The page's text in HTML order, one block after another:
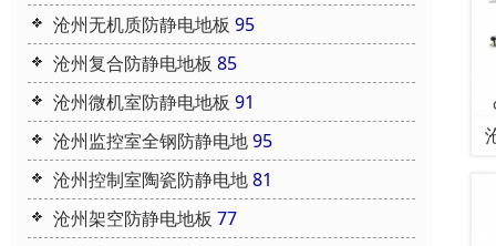
沧州无机质防静电地板 95
沧州复合防静电地板 85
沧州微机室防静电地板 91
沧州监控室全钢防静电地95
沧州控制室陶瓷防静电地81
沧州架空防静电地板 77